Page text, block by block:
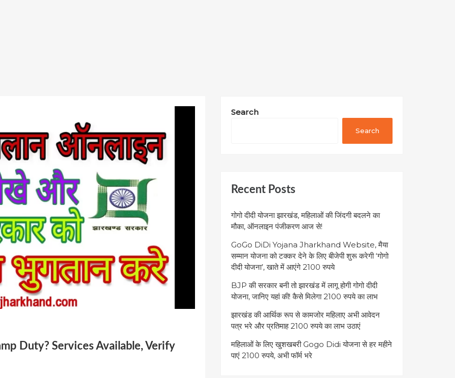
Duty? Services Available, Verify
Search
Search
Recent Posts
गोगो दीदी योजना झारखंड, महिलाओं की जिंदगी बदलने का
मौका, ऑनलाइन पंजीकरण आज से!
GoGo DiDi Yojana Jharkhand Website, मैया
सम्मान योजना को टक्कर देने के लिए बीजेपी शुरू करेगी ‘गोगो
दीदी योजना’, खाते में आएंगे 2100 रुपये
BJP की सरकार बनी तो झारखंड में लागू होगी गोगो दीदी
योजना, जानिए यहां की! कैसे मिलेगा 2100 रुपये का लाभ
झारखंड की आर्थिक रूप से कामजोर महिलाए अभी आवेदन
पत्र भरे और प्रतिमाह 2100 रुपये का लाभ उठाएं
महिलाओं के लिए खुशखबरी Gogo Didi योजना से हर महीने
पाएं 2100 रुपये, अभी फॉर्म भरे